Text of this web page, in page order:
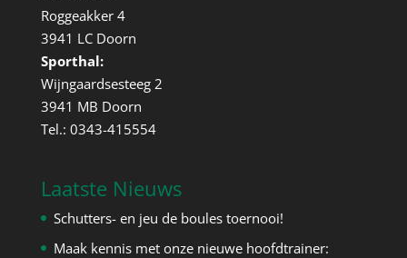
Roggeakker 4
3941 LC Doorn
Sporthal:
Wijngaardsesteeg 2
3941 MB Doorn
Tel.: 0343-415554
Laatste Nieuws
Schutters- en jeu de boules toernooi!
Maak kennis met onze nieuwe hoofdtrainer: